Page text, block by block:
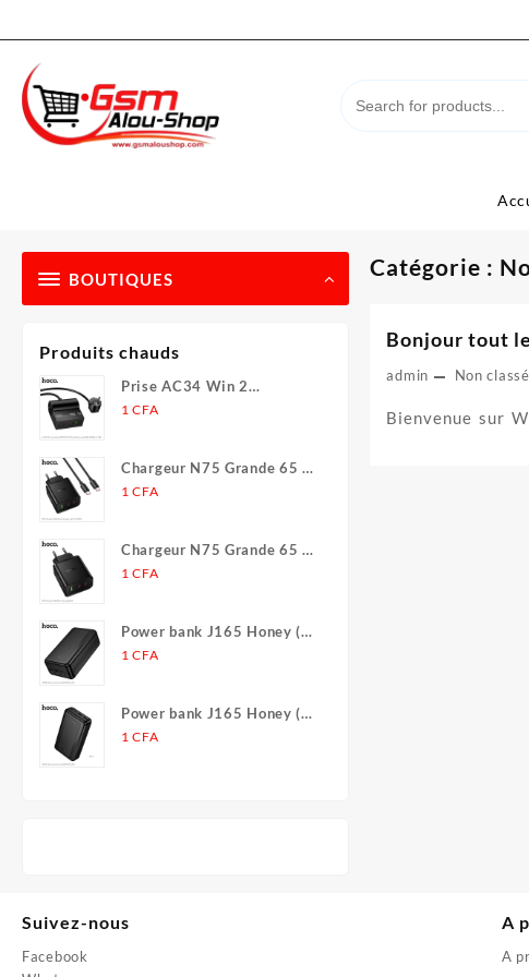
BOUTIQUES
Produits chauds
Prise AC34 Win 2
(PD70W/301/ de bureau)
1CFA
Chargeur N75 Grande 65 W
(2C1A)
1CFA
Chargeur N75 Grande 65 W
(2C1A) (UE)
1CFA
Power bank J165 Honey (30
000 mAh)
1CFA
Power bank J165 Honey (20
000 mAh)
1CFA
Catégorie :
Bonjour tout
admin Non classé
Bienvenue sur
Suivez-nous
Facebook
A
A